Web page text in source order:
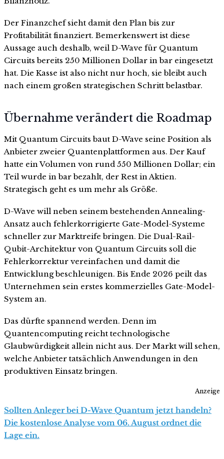
Der Finanzchef sieht damit den Plan bis zur
Profitabilität finanziert. Bemerkenswert ist diese
Aussage auch deshalb, weil D-Wave für Quantum
Circuits bereits 250 Millionen Dollar in bar eingesetzt
hat. Die Kasse ist also nicht nur hoch, sie bleibt auch
nach einem großen strategischen Schritt belastbar.
Übernahme verändert die Roadmap
Mit Quantum Circuits baut D-Wave seine Position als
Anbieter zweier Quantenplattformen aus. Der Kauf
hatte ein Volumen von rund 550 Millionen Dollar; ein
Teil wurde in bar bezahlt, der Rest in Aktien.
Strategisch geht es um mehr als Größe.
D-Wave will neben seinem bestehenden Annealing-
Ansatz auch fehlerkorrigierte Gate-Model-Systeme
schneller zur Marktreife bringen. Die Dual-Rail-
Qubit-Architektur von Quantum Circuits soll die
Fehlerkorrektur vereinfachen und damit die
Entwicklung beschleunigen. Bis Ende 2026 peilt das
Unternehmen sein erstes kommerzielles Gate-Model-
System an.
Das dürfte spannend werden. Denn im
Quantencomputing reicht technologische
Glaubwürdigkeit allein nicht aus. Der Markt will sehen,
welche Anbieter tatsächlich Anwendungen in den
produktiven Einsatz bringen.
Anzeige
Sollten Anleger bei D-Wave Quantum jetzt handeln?
Die kostenlose Analyse vom 06. August ordnet die
Lage ein.